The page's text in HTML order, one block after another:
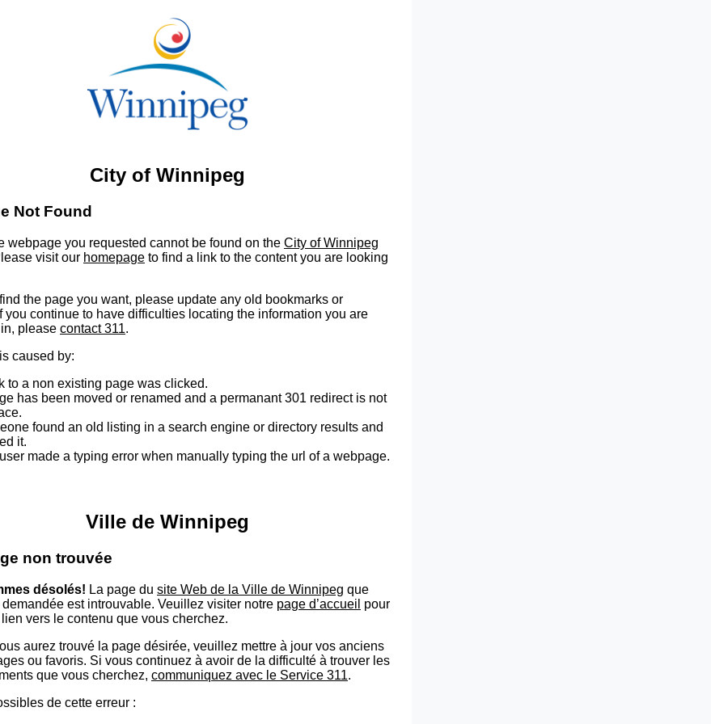
City of Winnipeg
Not Found
webpage you requested cannot be found on the City of Winnipeg
visit our homepage to find a link to the content you are looking
the page you want, please update any old bookmarks or
you continue to have difficulties locating the information you are
please contact 311.
caused by:
to a non existing page was clicked.
has been moved or renamed and a permanant 301 redirect is not
found an old listing in a search engine or directory results and
it.
made a typing error when manually typing the url of a webpage.
Ville de Winnipeg
non trouvée
désolés! La page du site Web de la Ville de Winnipeg que
est introuvable. Veuillez visiter notre page d’accueil pour
vers le contenu que vous cherchez.
aurez trouvé la page désirée, veuillez mettre à jour vos anciens
ou favoris. Si vous continuez à avoir de la difficulté à trouver les
que vous cherchez, communiquez avec le Service 311.
de cette erreur :